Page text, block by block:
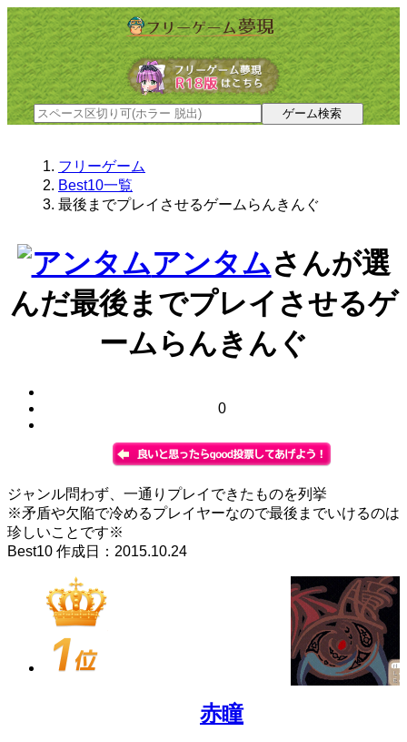
フリーゲーム
Best10一覧
最後までプレイさせるゲームらんきんぐ
アンタムさんが選
んだ最後までプレイさせるゲ
ームらんきんぐ
0
ジャンル問わず、一通りプレイできたものを列挙
※矛盾や欠陥で冷めるプレイヤーなので最後までいけるのは
珍しいことです※
Best10 作成日：2015.10.24
赤瞳